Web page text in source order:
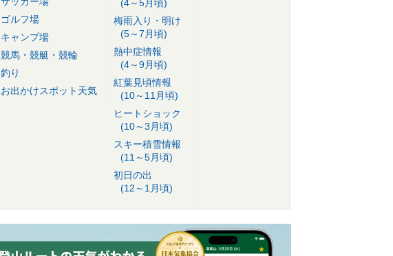
ゴルフ場
キャンプ場
競馬・競艇・競輪
釣り
お出かけスポット天気
(4～5月頃)
梅雨入り・明け
(5～7月頃)
熱中症情報
(4～9月頃)
紅葉見頃情報
(10～11月頃)
ヒートショック
(10～3月頃)
スキー積雪情報
(11～5月頃)
初日の出
(12～1月頃)